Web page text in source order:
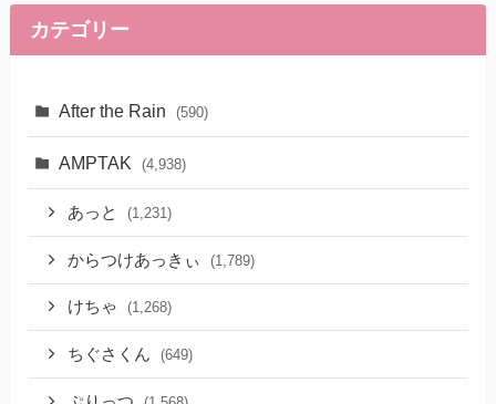
カテゴリー
After the Rain (590)
AMPTAK (4,938)
あっと (1,231)
からつけあっきぃ (1,789)
けちゃ (1,268)
ちぐさくん (649)